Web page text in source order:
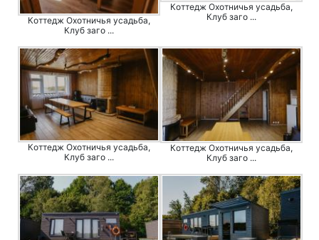
Коттедж Охотничья усадьба,
Клуб заго ...
Коттедж Охотничья усадьба,
Клуб заго ...
Коттедж Охотничья усадьба,
Клуб заго ...
Коттедж Охотничья усадьба,
Клуб заго ...